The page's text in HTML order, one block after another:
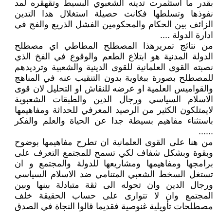
بقدر ما استثمرت تدينه الشعبوي البسيط وتقهقره لمد
نفوذها وتسلطها فكانت حصيلة استغلال هدا التدين
الزائف بين الحكام والمحكومين الفشل الذريع والفج في
ادارة الدولة ....
من نتائج تمريرهذا المصطلح المطاطي اي مصطلح
الدولة المدنية هو ابتلاع الطعم والوقوع في الفخ الذي
نصبته القوى العلمانية للقوى الدينية والشعبية وترديدهم
للمصطلح بصورة ببغاوية بدون التنقيب عنه في المناهج
والقواميس العلمية او عرضه للنقاش او التحليل لان قوى
الاسلام السياسي ورجال الدين والطبقات الشعبوية
لايمتلكون الكثير من الرصيد المعرفي للحداثة ومفاهيمها
باستثناء مفاهيم بسيطة جدا عن الحياة والعلم والفكر
......
من هنا على القوى العلمانية ان تطرح مفاهيمها بوضوح
وبقوة وبشكل شفاف لكي تسمح للمجتمع التعرف على
برامجها ومفاهيمها ومشاريعها للدولة والمجتمع و ان
تستغل السخط الشعبي المتنامي ضد الاسلام السياسي
ورجال الدين وان تحوله الى ثقة متبادلة بينها وبين
المجتمع وان لا تتوارى على حساب الحقيقة خلف
مصطلحات تأويلية غنوصية فقديما قالوا النجاة في الصدق